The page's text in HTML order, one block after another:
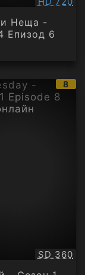
Неща -
Епизод 6
8
SD 360